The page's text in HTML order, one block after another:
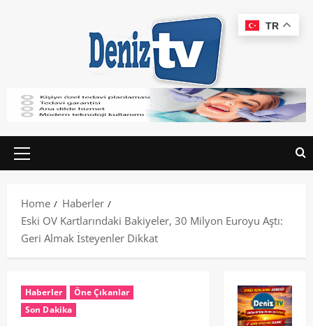
Home
Haberler
Eski OV Kartlarındaki Bakiyeler, 30 Milyon Euroyu Aştı:
Geri Almak İsteyenler Dikkat
Haberler
Öne Çıkanlar
Son Dakika
TR